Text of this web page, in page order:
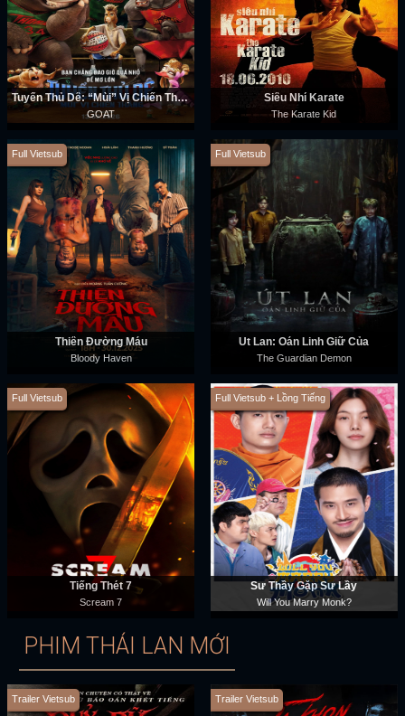
Tuyển Thủ Dê: “Mùi” Vị Chiến Thắng
GOAT
Siêu Nhí Karate
The Karate Kid
Full Vietsub
Thiên Đường Máu
Bloody Haven
Full Vietsub
Út Lan: Oán Linh Giữ Của
The Guardian Demon
Full Vietsub
Tiếng Thét 7
Scream 7
Full Vietsub + Lồng Tiếng
Sư Thầy Gặp Sư Lầy
Will You Marry Monk?
PHIM THÁI LAN MỚI
Trailer Vietsub Trailer Vietsub